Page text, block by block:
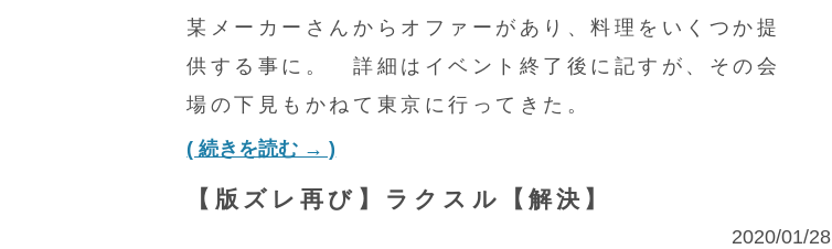
某メーカーさんからオファーがあり、料理をいくつか提
供する事に。 詳細はイベント終了後に記すが、その会
場の下見もかねて東京に行ってきた。
( 続きを読む → )
【版ズレ再び】ラクスル【解決】
2020/01/28